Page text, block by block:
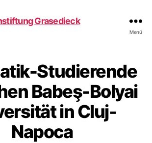
Menü
Studierende
Babeş-Bolyai
in Cluj-
Napoca